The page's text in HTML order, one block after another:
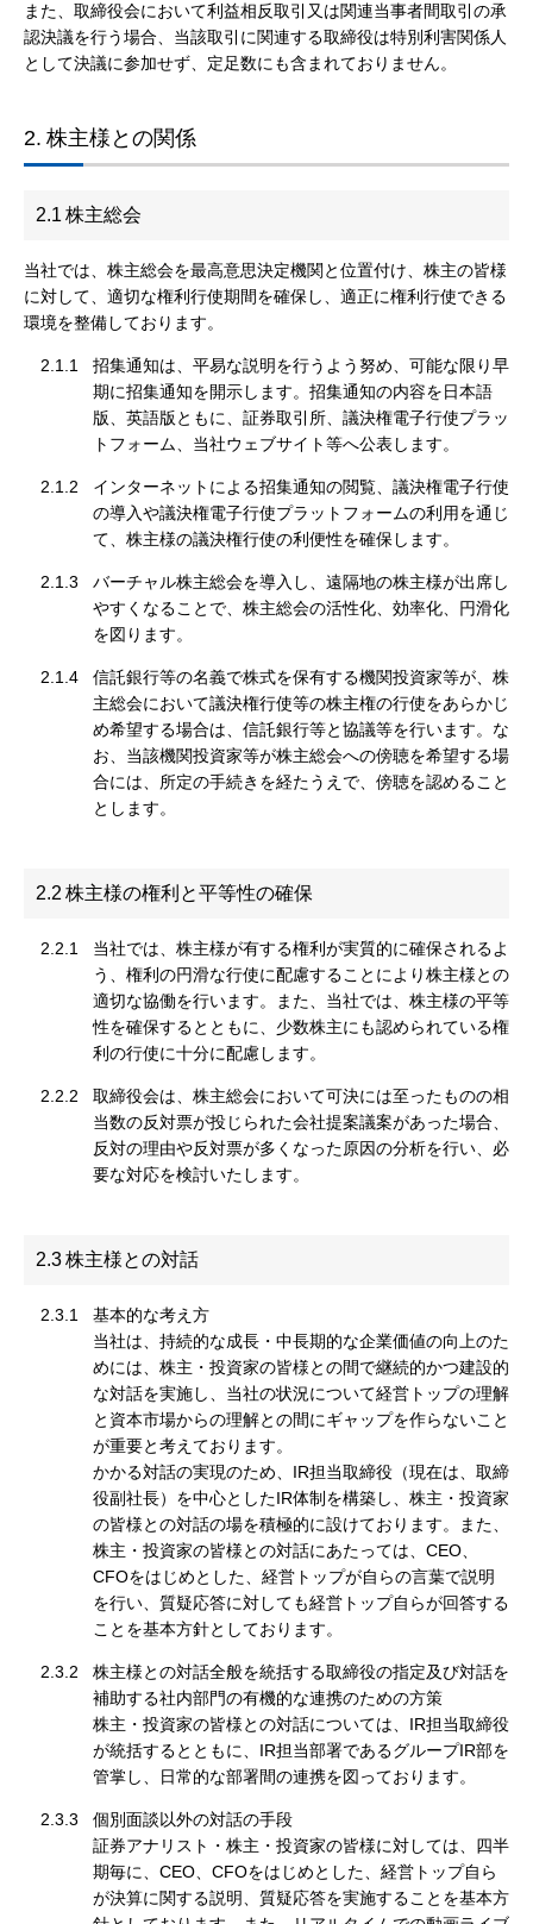
また、取締役会において利益相反取引又は関連当事者間取引の承
認決議を行う場合、当該取引に関連する取締役は特別利害関係人
として決議に参加せず、定足数にも含まれておりません。
2. 株主様との関係
2.1 株主総会
当社では、株主総会を最高意思決定機関と位置付け、株主の皆様
に対して、適切な権利行使期間を確保し、適正に権利行使できる
環境を整備しております。
2.1.1
招集通知は、平易な説明を行うよう努め、可能な限り早
期に招集通知を開示します。招集通知の内容を日本語
版、英語版ともに、証券取引所、議決権電子行使プラッ
トフォーム、当社ウェブサイト等へ公表します。
2.1.2
インターネットによる招集通知の閲覧、議決権電子行使
の導入や議決権電子行使プラットフォームの利用を通じ
て、株主様の議決権行使の利便性を確保します。
2.1.3
バーチャル株主総会を導入し、遠隔地の株主様が出席し
やすくなることで、株主総会の活性化、効率化、円滑化
を図ります。
2.1.4
信託銀行等の名義で株式を保有する機関投資家等が、株
主総会において議決権行使等の株主権の行使をあらかじ
め希望する場合は、信託銀行等と協議等を行います。な
お、当該機関投資家等が株主総会への傍聴を希望する場
合には、所定の手続きを経たうえで、傍聴を認めること
とします。
2.2 株主様の権利と平等性の確保
2.2.1
当社では、株主様が有する権利が実質的に確保されるよ
う、権利の円滑な行使に配慮することにより株主様との
適切な協働を行います。また、当社では、株主様の平等
性を確保するとともに、少数株主にも認められている権
利の行使に十分に配慮します。
2.2.2
取締役会は、株主総会において可決には至ったものの相
当数の反対票が投じられた会社提案議案があった場合、
反対の理由や反対票が多くなった原因の分析を行い、必
要な対応を検討いたします。
2.3株主様との対話
2.3.1
基本的な考え方
当社は、持続的な成長・中長期的な企業価値の向上のた
めには、株主・投資家の皆様との間で継続的かつ建設的
な対話を実施し、当社の状況について経営トップの理解
と資本市場からの理解との間にギャップを作らないこと
が重要と考えております。
かかる対話の実現のため、IR担当取締役（現在は、取締
役副社長）を中心としたIR体制を構築し、株主・投資家
の皆様との対話の場を積極的に設けております。また、
株主・投資家の皆様との対話にあたっては、CEO、
CFOをはじめとした、経営トップが自らの言葉で説明
を行い、質疑応答に対しても経営トップ自らが回答する
ことを基本方針としております。
2.3.2
株主様との対話全般を統括する取締役の指定及び対話を
補助する社内部門の有機的な連携のための方策
株主・投資家の皆様との対話については、IR担当取締役
が統括するとともに、IR担当部署であるグループIR部を
管掌し、日常的な部署間の連携を図っております。
2.3.3
個別面談以外の対話の手段
証券アナリスト・株主・投資家の皆様に対しては、四半
期毎に、CEO、CFOをはじめとした、経営トップ自ら
が決算に関する説明、質疑応答を実施することを基本方